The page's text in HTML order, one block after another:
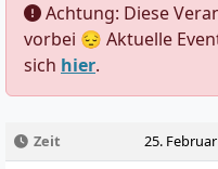
Achtung: Diese
vorbei 😔 Aktuelle
sich hier.
Zeit
25.